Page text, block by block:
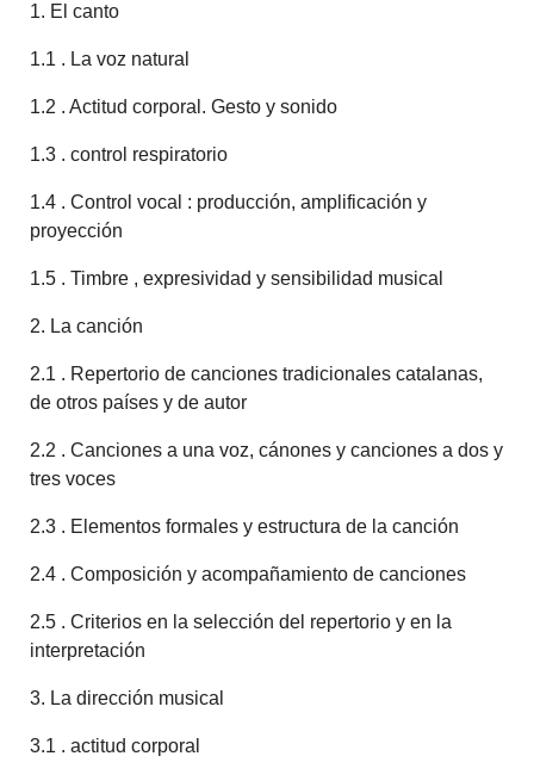
1. El canto
1.1 . La voz natural
1.2 . Actitud corporal. Gesto y sonido
1.3 . control respiratorio
1.4 . Control vocal : producción, amplificación y
proyección
1.5 . Timbre , expresividad y sensibilidad musical
2. La canción
2.1 . Repertorio de canciones tradicionales catalanas,
de otros países y de autor
2.2 . Canciones a una voz, cánones y canciones a dos y
tres voces
2.3 . Elementos formales y estructura de la canción
2.4 . Composición y acompañamiento de canciones
2.5 . Criterios en la selección del repertorio y en la
interpretación
3. La dirección musical
3.1 . actitud corporal